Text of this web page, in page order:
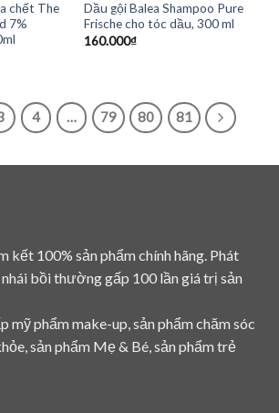
chết The
7%
Dầu gội Balea Shampoo Pure
Frische cho tóc dầu, 300 ml
160.000₫
4 … 79 80 81
kết 100% sản phẩm chính hãng. Phát
nhái bồi thường gấp 100 lần giá trị sản
mỹ phẩm make-up, sản phẩm chăm sóc
sản phẩm Mẹ & Bé, sản phẩm trẻ